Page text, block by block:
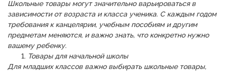
Школьные товары могут значительно варьироваться в
зависимости от возраста и класса ученика. С каждым годом
требования к канцелярии, учебным пособиям и другим
предметам меняются, и важно знать, что конкретно нужно
вашему ребенку.
Товары для начальной школы
Для младших классов важно выбирать школьные товары,